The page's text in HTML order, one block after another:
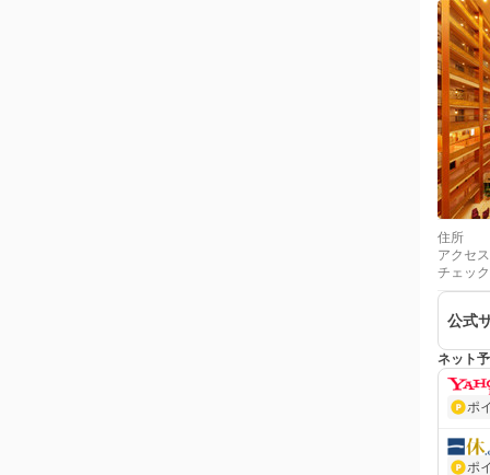
住所
アクセス
チェッ
公式
ネット
ポ
ポ